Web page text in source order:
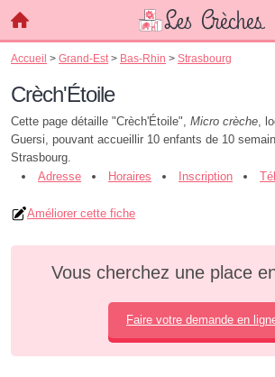
Accueil > Grand-Est > Bas-Rhin > Strasbourg
Crèch'Étoile
Cette page détaille "Crèch'Étoile", Micro crèche,
Guersi, pouvant accueillir 10 enfants de 10
Strasbourg.
Adresse
Horaires Inscription
Améliorer cette fiche
Vous cherchez une place
Faire votre demande en